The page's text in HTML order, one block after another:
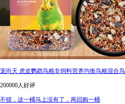
宠尚天 虎皮鹦鹉鸟粮非饲料营养均衡鸟粮混合
200000人好评
不错，这一桶马上没有了，再回购一桶